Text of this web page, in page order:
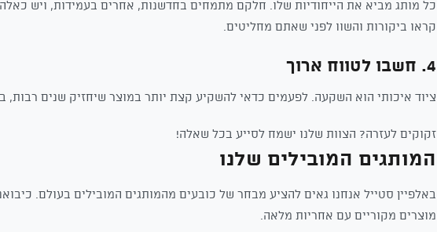
כל מותג מביא את הייחודיות שלו. חלקם מתמחים בחדשנות, אחרים בעמידות, ויש
קראו ביקורות והשוו לפני שאתם מחליטים.
4. חשבו לטווח ארוך
ציוד איכותי הוא השקעה. לפעמים כדאי להשקיע קצת יותר במוצר שיחזיק שנים רבות,
זקוקים לעזרה? הצוות שלנו ישמח לסייע בכל שאלה!
המותגים המובילים שלנו
באלפיין סטייל אנחנו גאים להציע מבחר של כובעים מהמותגים המובילים בעולם.
מוצרים מקוריים עם אחריות מלאה.